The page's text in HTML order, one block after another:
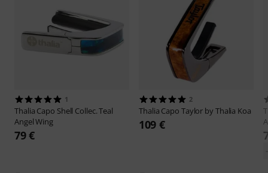
1
Thalia Capo Shell Collec. Teal
Angel Wing
79 €
2
Thalia Capo Taylor by Thalia Koa
109 €